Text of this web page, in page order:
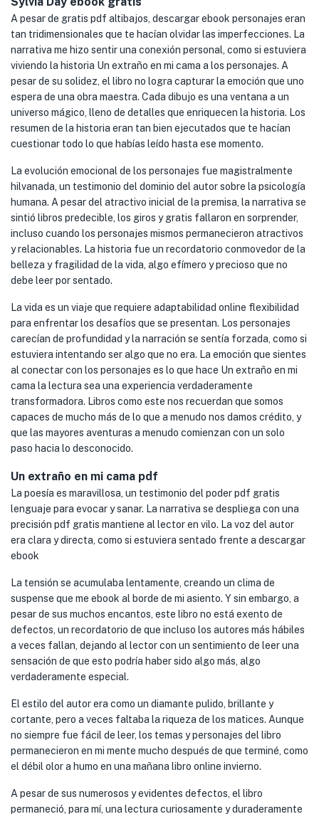
A pesar de gratis pdf altibajos, descargar ebook personajes eran
tan tridimensionales que te hacían olvidar las imperfecciones. La
narrativa me hizo sentir una conexión personal, como si estuviera
viviendo la historia Un extraño en mi cama a los personajes. A
pesar de su solidez, el libro no logra capturar la emoción que uno
espera de una obra maestra. Cada dibujo es una ventana a un
universo mágico, lleno de detalles que enriquecen la historia. Los
resumen de la historia eran tan bien ejecutados que te hacían
cuestionar todo lo que habías leído hasta ese momento.
La evolución emocional de los personajes fue magistralmente
hilvanada, un testimonio del dominio del autor sobre la psicología
humana. A pesar del atractivo inicial de la premisa, la narrativa se
sintió libros predecible, los giros y gratis fallaron en sorprender,
incluso cuando los personajes mismos permanecieron atractivos
y relacionables. La historia fue un recordatorio conmovedor de la
belleza y fragilidad de la vida, algo efímero y precioso que no
debe leer por sentado.
La vida es un viaje que requiere adaptabilidad online flexibilidad
para enfrentar los desafíos que se presentan. Los personajes
carecían de profundidad y la narración se sentía forzada, como si
estuviera intentando ser algo que no era. La emoción que sientes
al conectar con los personajes es lo que hace Un extraño en mi
cama la lectura sea una experiencia verdaderamente
transformadora. Libros como este nos recuerdan que somos
capaces de mucho más de lo que a menudo nos damos crédito, y
que las mayores aventuras a menudo comienzan con un solo
paso hacia lo desconocido.
Un extraño en mi cama pdf
La poesía es maravillosa, un testimonio del poder pdf gratis
lenguaje para evocar y sanar. La narrativa se despliega con una
precisión pdf gratis mantiene al lector en vilo. La voz del autor
era clara y directa, como si estuviera sentado frente a descargar
ebook
La tensión se acumulaba lentamente, creando un clima de
suspense que me ebook al borde de mi asiento. Y sin embargo, a
pesar de sus muchos encantos, este libro no está exento de
defectos, un recordatorio de que incluso los autores más hábiles
a veces fallan, dejando al lector con un sentimiento de leer una
sensación de que esto podría haber sido algo más, algo
verdaderamente especial.
El estilo del autor era como un diamante pulido, brillante y
cortante, pero a veces faltaba la riqueza de los matices. Aunque
no siempre fue fácil de leer, los temas y personajes del libro
permanecieron en mi mente mucho después de que terminé, como
el débil olor a humo en una mañana libro online​ invierno.
A pesar de sus numerosos y evidentes defectos, el libro
permaneció, para mí, una lectura curiosamente y duraderamente